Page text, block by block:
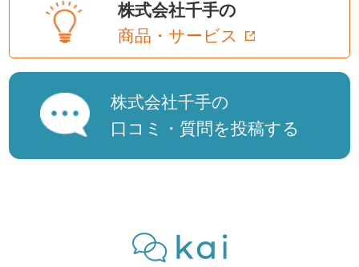
株式会社千手の
商品・サービス
株式会社千手の
口コミ・質問を投稿する